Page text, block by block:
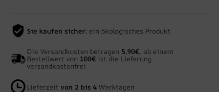
Sie kaufen sicher: ein ökologisches Produkt
Die Versandkosten betragen 5,90€, ab einem
Bestellwert von 100€ ist die Lieferung
versandkostenfrei
Lieferzeitvon 2 bis 4 Werktagen